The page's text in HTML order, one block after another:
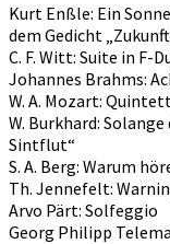
Kurt Enßle: Ein
dem Gedicht
C. F. Witt: Suite in F-
Johannes Brahms:
W. A. Mozart:
W. Burkhard:
Sintflut“
S. A. Berg: Warum
Th. Jennefelt:
Arvo Pärt: Solfeggio
Georg Philipp